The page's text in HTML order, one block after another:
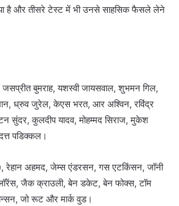
है और तीसरे टेस्ट में भी उनसे साहसिक फैसले लेने
जसप्रीत बुमराह, यशस्वी जायसवाल, शुभमन गिल,
ध्रुव जुरेल, केएस भरत, आर अश्विन, रविंद्र
सुंदर, कुलदीप यादव, मोहम्मद सिराज, मुकेश
पडिक्कल।
रेहान अहमद, जेम्स एंडरसन, गस एटकिंसन, जॉनी
जैक क्राउली, बेन डकेट, बेन फोक्स, टॉम
जो रूट और मार्क वुड।